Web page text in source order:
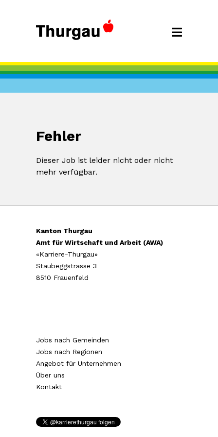
Fehler
Dieser Job ist leider nicht oder nicht
mehr verfügbar.
Kanton Thurgau
Amt für Wirtschaft und Arbeit (AWA)
«Karriere-Thurgau»
Staubeggstrasse 3
8510 Frauenfeld
Jobs nach Gemeinden
Jobs nach Regionen
Angebot für Unternehmen
Über uns
Kontakt